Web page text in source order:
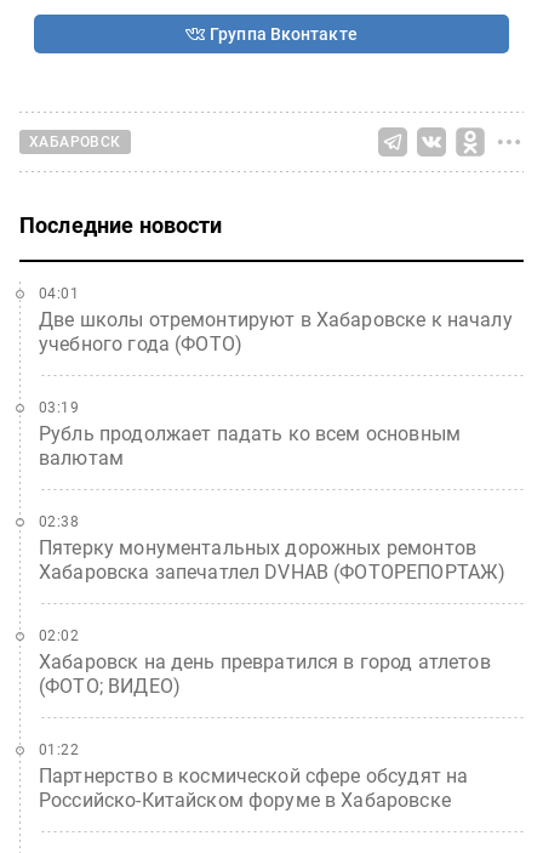
Группа Вконтакте
ХАБАРОВСК
Последние новости
Две школы отремонтируют в Хабаровске к началу
учебного года (ФОТО)
04:01
Рубль продолжает падать ко всем основным
валютам
03:19
Пятерку монументальных дорожных ремонтов
Хабаровска запечатлел DVHAB (ФОТОРЕПОРТАЖ)
02:38
Хабаровск на день превратился в город атлетов
(ФОТО; ВИДЕО)
02:02
Партнерство в космической сфере обсудят на
Российско-Китайском форуме в Хабаровске
01:22